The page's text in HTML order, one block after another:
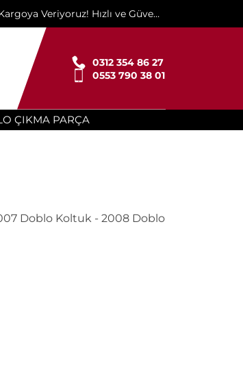
Veriyoruz! Hızlı ve Güvenli
Teslimat İçin Buradayız!"
0312 354 86 27
0553 790 38 01
ÇIKMA PARÇA
Doblo Koltuk - 2008 Doblo